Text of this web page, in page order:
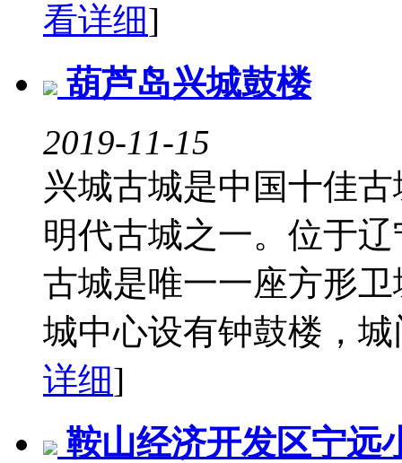
看详细]
葫芦岛兴城鼓楼
2019-11-15
兴城古城是中国十佳
明代古城之一。位于
古城是唯一一座方形
城中心设有钟鼓楼，
详细]
鞍山经济开发区宁远